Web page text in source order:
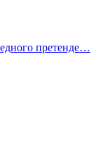
претенде…